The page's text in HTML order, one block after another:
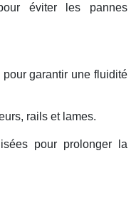
éviter les pannes
garantir une fluidité
rails et lames.
pour prolonger la